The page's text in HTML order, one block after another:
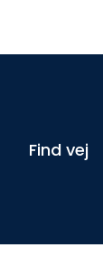
Find vej